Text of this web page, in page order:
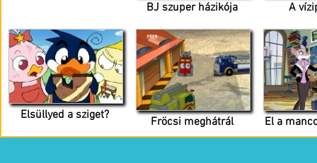
BJ szuper házikója
A
Elsüllyed a sziget?
Fröcsi meghátrál El a